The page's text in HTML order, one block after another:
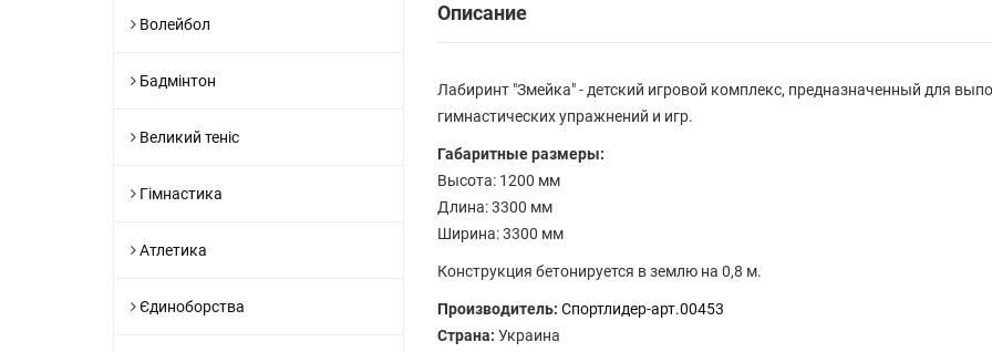
Волейбол
Бадмінтон
Великий теніс
Гімнастика
Атлетика
Єдиноборства
Описание
Лабиринт "Змейка" - детский игровой комплекс, предназначенный для
гимнастических упражнений и игр.
Габаритные размеры:
Высота: 1200 мм
Длина: 3300 мм
Ширина: 3300 мм
Конструкция бетонируется в землю на 0,8 м.
Производитель: Спортлидер-арт.00453
Страна: Украина